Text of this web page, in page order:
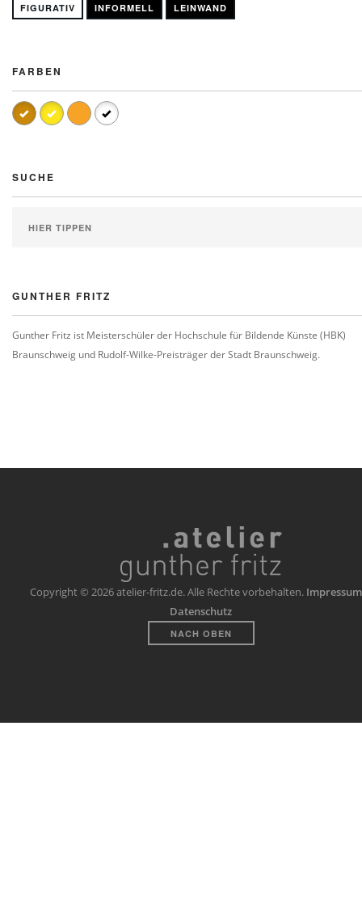
FIGURATIV INFORMELL LEINWAND
FARBEN
SUCHE
GUNTHER FRITZ
Gunther Fritz ist Meisterschüler der Hochschule für Bildende Künste (HBK)
Braunschweig und Rudolf-Wilke-Preisträger der Stadt Braunschweig.
Copyright © 2026 atelier-fritz.de. Alle Rechte vorbehalten.
Datenschutz
NACH OBEN